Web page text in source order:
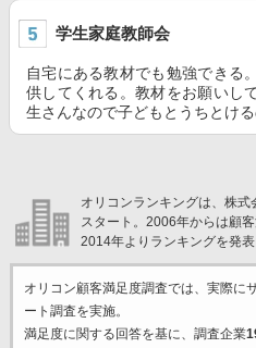
学生家庭教師会
自宅にある教材でも勉強できる
供してくれる。教材をお願いし
生さんなので子どもとうちとけ
オリコンランキングは、株
スタート。2006年からは顧
2014年よりランキングを発表
オリコン顧客満足度調査では、実際に
ート調査を実施。
満足度に関する回答を基に、調査企業